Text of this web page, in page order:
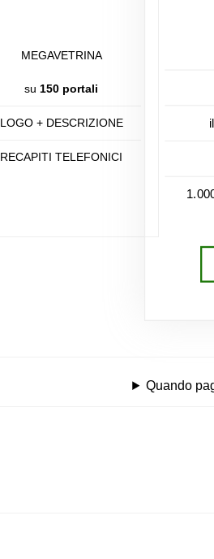
MEGAVETRINA
su 150 portali
LOGO + DESCRIZIONE
RECAPITI TELEFONICI
Quando